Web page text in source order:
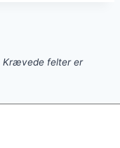
Krævede felter er